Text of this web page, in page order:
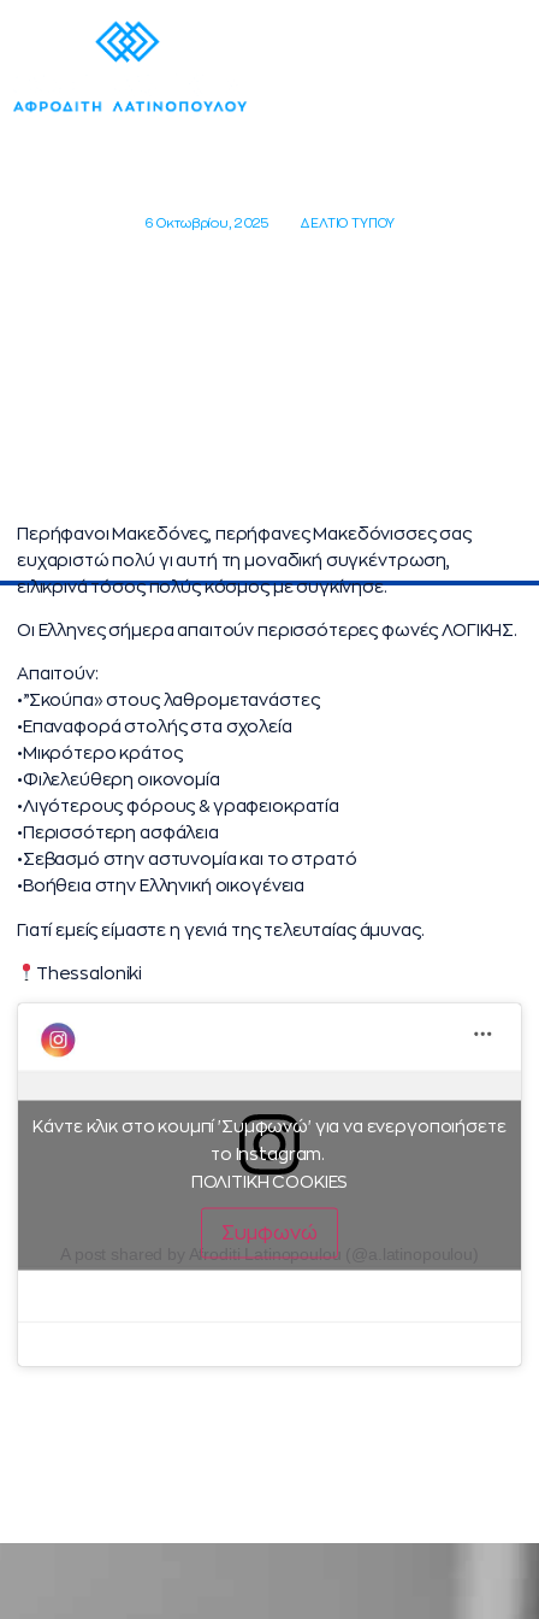
6 Οκτωβρίου, 2025 ΔΕΛΤΙΟ ΤΥΠΟΥ
Περήφανοι Μακεδόνες, περήφανες Μακεδόνισσες σας
ευχαριστώ πολύ γι αυτή τη μοναδική συγκέντρωση,
ειλικρινά τόσος πολύς κόσμος με συγκίνησε.
Οι Ελληνες σήμερα απαιτούν περισσότερες φωνές ΛΟΓΙΚΗΣ.
Απαιτούν:
•”Σκούπα» στους λαθρομετανάστες
•Επαναφορά στολής στα σχολεία
•Μικρότερο κράτος
•Φιλελεύθερη οικονομία
•Λιγότερους φόρους & γραφειοκρατία
•Περισσότερη ασφάλεια
•Σεβασμό στην αστυνομία και το στρατό
•Βοήθεια στην Ελληνική οικογένεια
Γιατί εμείς είμαστε η γενιά της τελευταίας άμυνας.
Thessaloniki
A post shared by Afroditi Latinopoulou (@a.latinopoulou)
Κάντε κλικ στο κουμπί 'Συμφωνώ' για να ενεργοποιήσετε
το Instagram.
ΠΟΛΙΤΙΚΗ COOKIES
Συμφωνώ